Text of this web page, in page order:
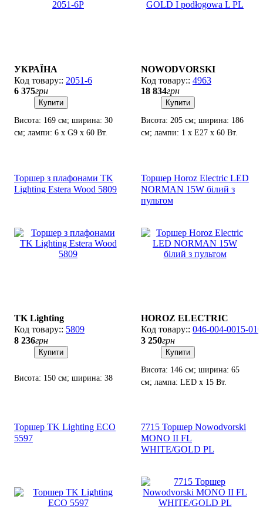
УКРАЇНА
2051-6
6 375грн
Купити
Висота: 169 см; ширина: 30
см; лампи: 6 х G9 х 60 Вт.
NOWODVORSKI
4963
18 834грн
Купити
Висота: 205 см; ширина: 186
см; лампи: 1 х Е27 х 60 Вт.
Торшер з плафонами TK
Lighting Estera Wood 5809
TK Lighting
5809
8 236грн
Купити
Висота: 150 см; ширина: 38
Торшер Horoz Electric LED
NORMAN 15W білий з
пультом
HOROZ ELECTRIC
046-004-0015-010
3 250грн
Купити
Висота: 146 см; ширина: 65
см; лампа: LED х 15 Вт.
Торшер TK Lighting ECO
5597
7715 Торшер Nowodvorski
MONO II FL
WHITE/GOLD PL